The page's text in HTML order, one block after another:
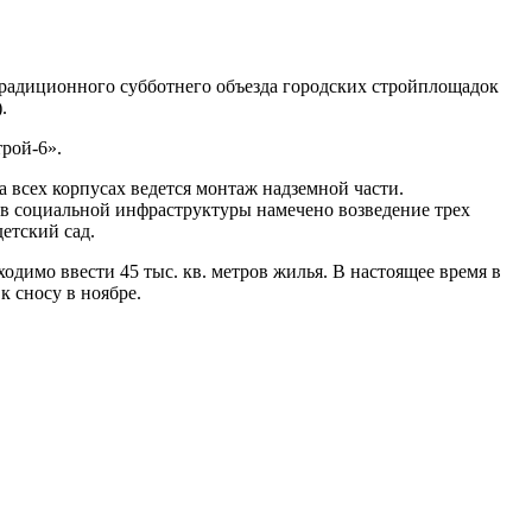
субботнего объезда городских стройплощадок
6».
корпусах ведется монтаж надземной части.
инфраструктуры намечено возведение трех
сад.
ввести 45 тыс. кв. метров жилья. В настоящее время в
сносу в ноябре.